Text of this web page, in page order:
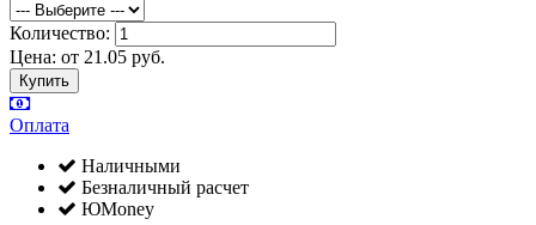
Количество:
Цена: от 21.05 руб.
Оплата
Наличными
Безналичный расчет
ЮMoney